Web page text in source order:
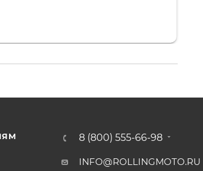
за клиентоориентированность и
8 (800) 555-66-98
INFO@ROLLINGMOTO.RU